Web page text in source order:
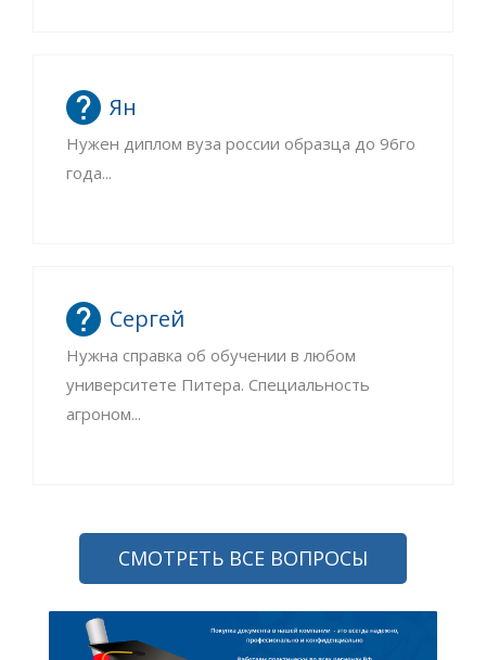
Ян
Нужен диплом вуза россии образца до 96го
года...
Сергей
Нужна справка об обучении в любом
университете Питера. Специальность
агроном...
СМОТРЕТЬ ВСЕ ВОПРОСЫ